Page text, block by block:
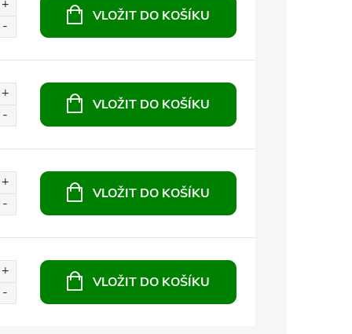
VLOŽIT DO KOŠÍKU
VLOŽIT DO KOŠÍKU
VLOŽIT DO KOŠÍKU
VLOŽIT DO KOŠÍKU